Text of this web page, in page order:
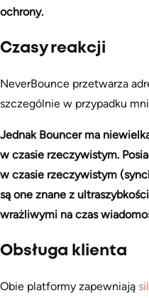
ochrony.
Czasy reakcji
NeverBounce przetwarza
szczególnie w przypadku
Jednak Bouncer ma
w czasie rzeczywistym.
w czasie rzeczywistym
są one znane z
wrażliwymi na czas
Obsługa klienta
Obie platformy zapewniają